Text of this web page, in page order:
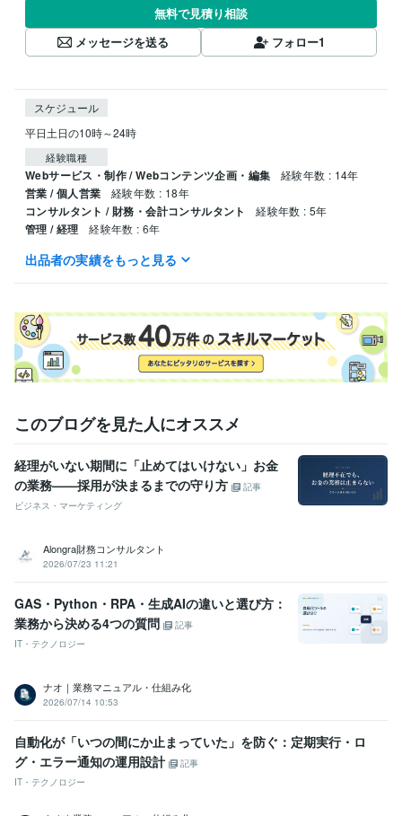
無料で見積り相談
メッセージを送る
フォロー1
スケジュール
平日土日の10時～24時
経験職種
Webサービス・制作 / Webコンテンツ企画・編集 経験年数 : 14年
営業 / 個人営業 経験年数 : 18年
コンサルタント / 財務・会計コンサルタント 経験年数 : 5年
管理 / 経理 経験年数 : 6年
学歴
明治大学
出品者の実績をもっと見る
このブログを見た人にオススメ
経理がいない期間に「止めてはいけない」お金
の業務——採用が決まるまでの守り方
記事
ビジネス・マーケティング
Alongra財務コンサルタント
2026/07/23 11:21
GAS・Python・RPA・生成AIの違いと選び方：
業務から決める4つの質問
記事
IT・テクノロジー
ナオ｜業務マニュアル・仕組み化
2026/07/14 10:53
自動化が「いつの間にか止まっていた」を防ぐ：定期実行・ロ
グ・エラー通知の運用設計
記事
IT・テクノロジー